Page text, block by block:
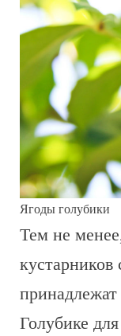
Ягоды голубики
Тем не
Голубике